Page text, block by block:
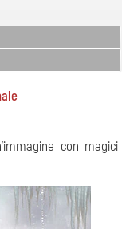
con magici